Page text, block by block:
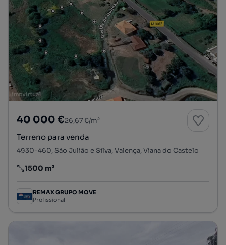
40 000 €26,67 €/m²
Terreno para venda
4930-460, São Julião e Silva, Valença, Viana do Castelo
Preço por metro quadrado
1500 m²
REMAX GRUPO MOVE
Profissional